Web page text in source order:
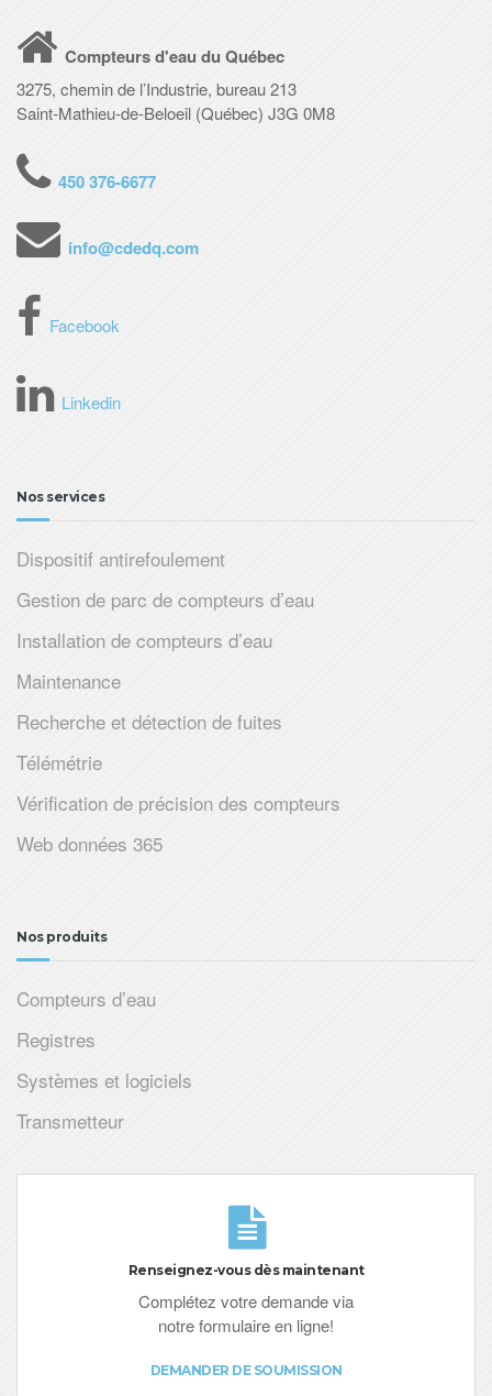
Compteurs d'eau du Québec
3275, chemin de l’Industrie, bureau 213
Saint-Mathieu-de-Beloeil (Québec) J3G 0M8
450 376-6677
info@cdedq.com
Facebook
Linkedin
Nos services
Dispositif antirefoulement
Gestion de parc de compteurs d’eau
Installation de compteurs d’eau
Maintenance
Recherche et détection de fuites
Télémétrie
Vérification de précision des compteurs
Web données 365
Nos produits
Compteurs d’eau
Registres
Systèmes et logiciels
Transmetteur
Renseignez-vous dès maintenant
Complétez votre demande via
notre formulaire en ligne!
DEMANDER DE SOUMISSION